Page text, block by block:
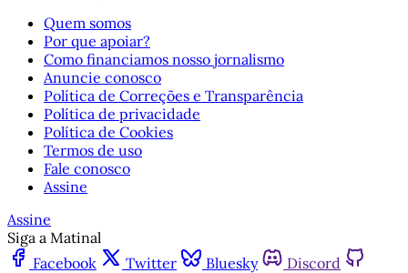
Quem somos
Por que apoiar?
Como financiamos nosso jornalismo
Anuncie conosco
Política de Correções e Transparência
Política de privacidade
Política de Cookies
Termos de uso
Fale conosco
Assine
Assine
Siga a Matinal
Facebook
Twitter Bluesky
Discord